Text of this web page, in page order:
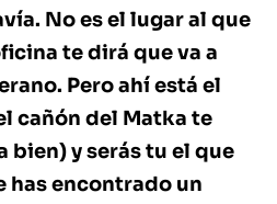
No es el lugar al que
te dirá que va a
Pero ahí está el
cañón del Matka te
bien) y serás tu el que
has encontrado un